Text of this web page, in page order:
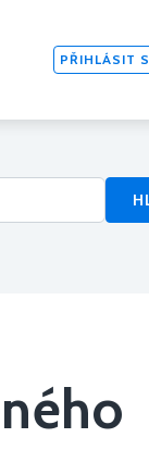
PŘIHLÁSIT